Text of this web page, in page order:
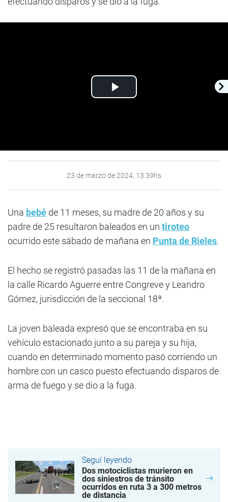
Play
23 de marzo de 2024, 13:39hs
Una bebé de 11 meses, su madre de 20 años y su
padre de 25 resultaron baleados en un tiroteo
ocurrido este sábado de mañana en Punta de Rieles.
El hecho se registró pasadas las 11 de la mañana en
la calle Ricardo Aguerre entre Congreve y Leandro
Gómez, jurisdicción de la seccional 18ª.
La joven baleada expresó que se encontraba en su
vehículo estacionado junto a su pareja y su hija,
cuando en determinado momento pasó corriendo un
hombre con un casco puesto efectuando disparos de
arma de fuego y se dio a la fuga.
Seguí leyendo
Dos motociclistas murieron en
dos siniestros de tránsito
ocurridos en ruta 3 a 300 metros
de distancia